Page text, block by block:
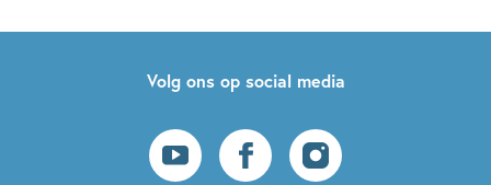
Volg ons op social media